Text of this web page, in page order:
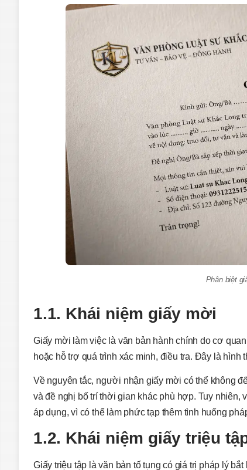
Phân biệt
1.1. Khái niệm giấy mời
Giấy mời làm việc là văn bản hành chính do cơ
hoặc hỗ trợ quá trình xác minh, điều tra. Đây là
Về nguyên tắc, người nhận giấy mời có thể không
và đề nghị bố trí thời gian khác phù hợp. Tuy
áp dụng, vì có thể làm phức tạp thêm tình huống
1.2. Khái niệm giấy triệu
Giấy triệu tập là văn bản tố tụng có giá trị pháp lý